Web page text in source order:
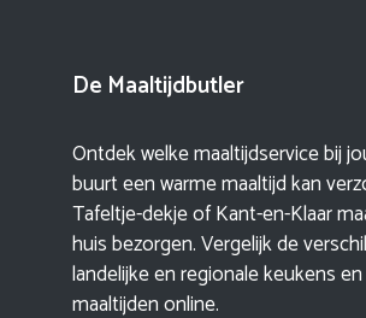
De Maaltijdbutler
Ontdek welke maaltijdservice bij
buurt een warme maaltijd kan
Tafeltje-dekje of Kant-en-Klaar
huis bezorgen. Vergelijk de
landelijke en regionale keukens
maaltijden online.